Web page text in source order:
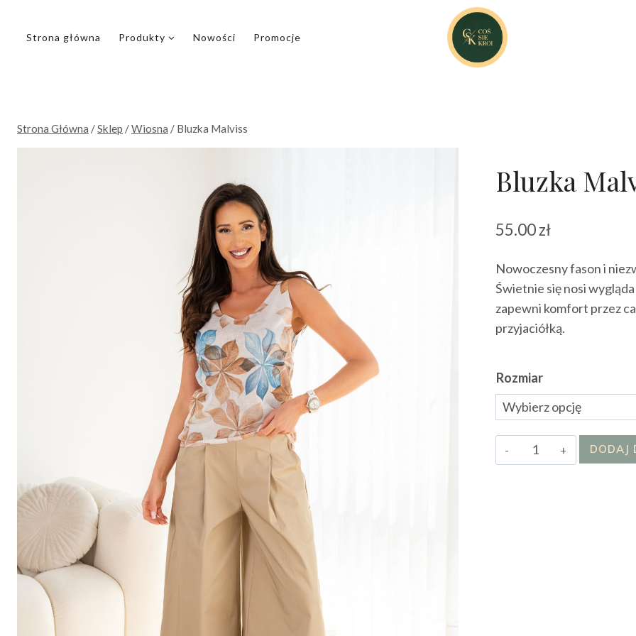
Strona główna Produkty Nowości Promocje
Strona Główna /Sklep /Wiosna / Bluzka Malviss
Bluzka
55.00zł
Nowoczesny fason i
Świetnie się nosi
zapewni komfort przez
przyjaciółką.
Rozmiar
ilość
Bluzka
DODAJ